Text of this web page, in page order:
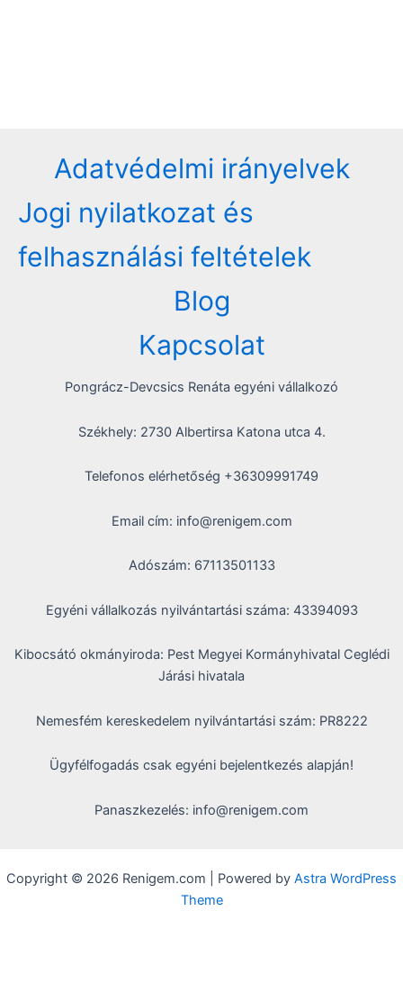
Adatvédelmi irányelvek
Jogi nyilatkozat és
felhasználási feltételek
Blog
Kapcsolat
Pongrácz-Devcsics Renáta egyéni vállalkozó
Székhely: 2730 Albertirsa Katona utca 4.
Telefonos elérhetőség +36309991749
Email cím: info@renigem.com
Adószám: 67113501133
Egyéni vállalkozás nyilvántartási száma: 43394093
Kibocsátó okmányiroda: Pest Megyei Kormányhivatal Ceglédi
Járási hivatala
Nemesfém kereskedelem nyilvántartási szám: PR8222
Ügyfélfogadás csak egyéni bejelentkezés alapján!
Panaszkezelés: info@renigem.com
Copyright © 2026 Renigem.com | Powered by Astra WordPress
Theme